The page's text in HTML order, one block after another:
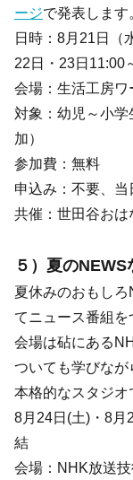
ージで発表します
日時：8月21日（
22日・23日11:00
会場：生活工房
対象：幼児～小
加）
参加費：無料
申込み：不要、
共催：世田谷おは
５）夏のNEWS
夏休みのおもし
てニュース番組を
会場は砧にある
ついても学びなが
本格的なスタジオ
8月24日(土)・8
結
会場：NHK放送